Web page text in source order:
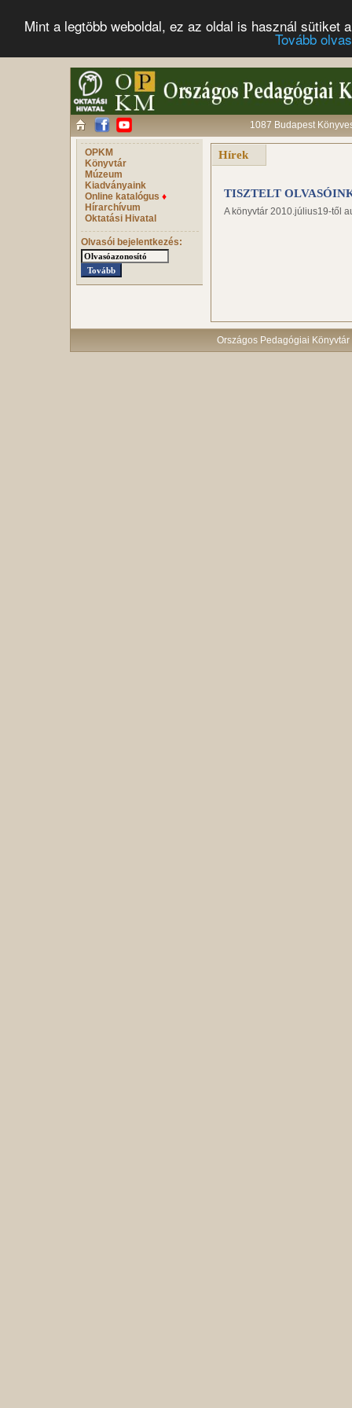
Mint a legtöbb weboldal, ez az oldal is használ sütiket
Tovább
1087 Budapest
OPKM
Könyvtár
Múzeum
Kiadványaink
Online katalógus ♦
Hírarchívum
Oktatási Hivatal
Olvasói bejelentkezés:
Hírek
TISZTELT
A könyvtár 2010.július19-től
Országos Pedagógiai